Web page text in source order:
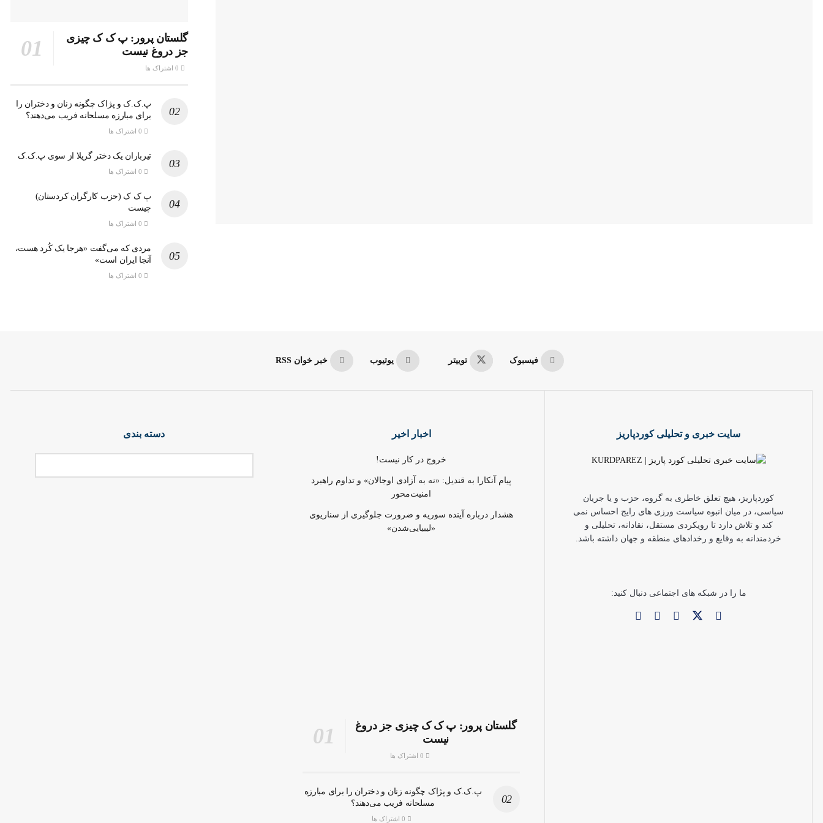
گلستان پرور: پ ک ک چیزی
جز دروغ نیست
پ.ک.ک و پژاک چگونه زنان و دختران را
برای مبارزه مسلحانه فریب می‌دهند؟
تیرباران یک دختر گریلا از سوی پ.ک.ک
پ ک ک (حزب کارگران کردستان)
چیست
مردی که می‌گفت «هرجا یک کُرد هست،
آنجا ایران است»
فیسبوک توییتر یوتیوب خبر خوان RSS
سایت خبری و تحلیلی کوردپاریز
کوردپاریز، هیچ تعلق خاطری به گروه، حزب و یا جریان
سیاسی، در میان انبوه سیاست ورزی های رایج احساس نمی
کند و تلاش دارد تا رویکردی مستقل، نقادانه، تحلیلی و
خردمندانه به وقایع و رخدادهای منطقه و جهان داشته باشد.
ما را در شبکه های اجتماعی دنبال کنید:
اخبار اخیر
خروج در کار نیست!
پیام آنکارا به قندیل: «نه به آزادی اوجالان» و تداوم راهبرد
امنیت‌محور
هشدار درباره آینده سوریه و ضرورت جلوگیری از سناریوی
«لیبیایی‌شدن»
گلستان پرور: پ ک ک چیزی جز دروغ
نیست
پ.ک.ک و پژاک چگونه زنان و دختران را برای مبارزه
مسلحانه فریب می‌دهند؟
دسته بندی